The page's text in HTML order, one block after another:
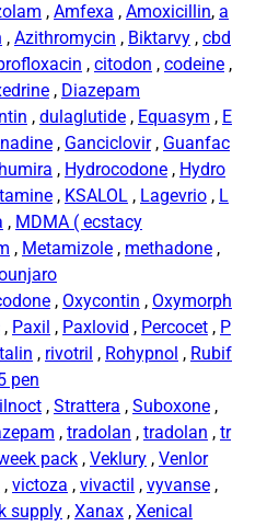
, Amfexa , Amoxicillin, a
, Azithromycin , Biktarvy , cbd
, citodon , codeine ,
, Diazepam
, dulaglutide , Equasym , E
, Ganciclovir, Guanfac
humira , Hydrocodone , Hydro
, KSALOL , Lagevrio , L
, MDMA ( ecstacy
, Metamizole , methadone ,
, Oxycontin , Oxymorph
, Paxil , Paxlovid , Percocet , P
, rivotril , Rohypnol , Rubif
pen
, Strattera , Suboxone ,
, tradolan , tradolan , tr
pack , Veklury , Venlor
, victoza , vivactil , vyvanse ,
supply , Xanax , Xenical